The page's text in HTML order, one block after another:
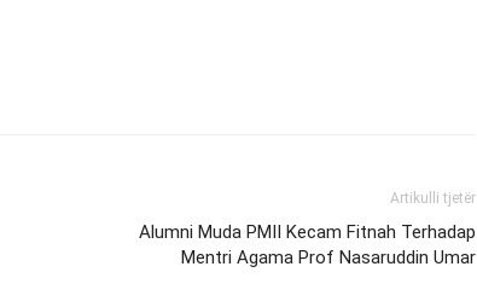
Artikulli tjetër
Alumni Muda PMII Kecam Fitnah Terhadap
Mentri Agama Prof Nasaruddin Umar